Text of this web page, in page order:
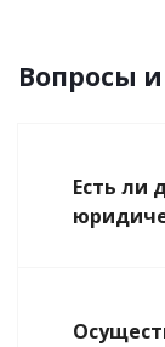
Вопросы
Есть ли